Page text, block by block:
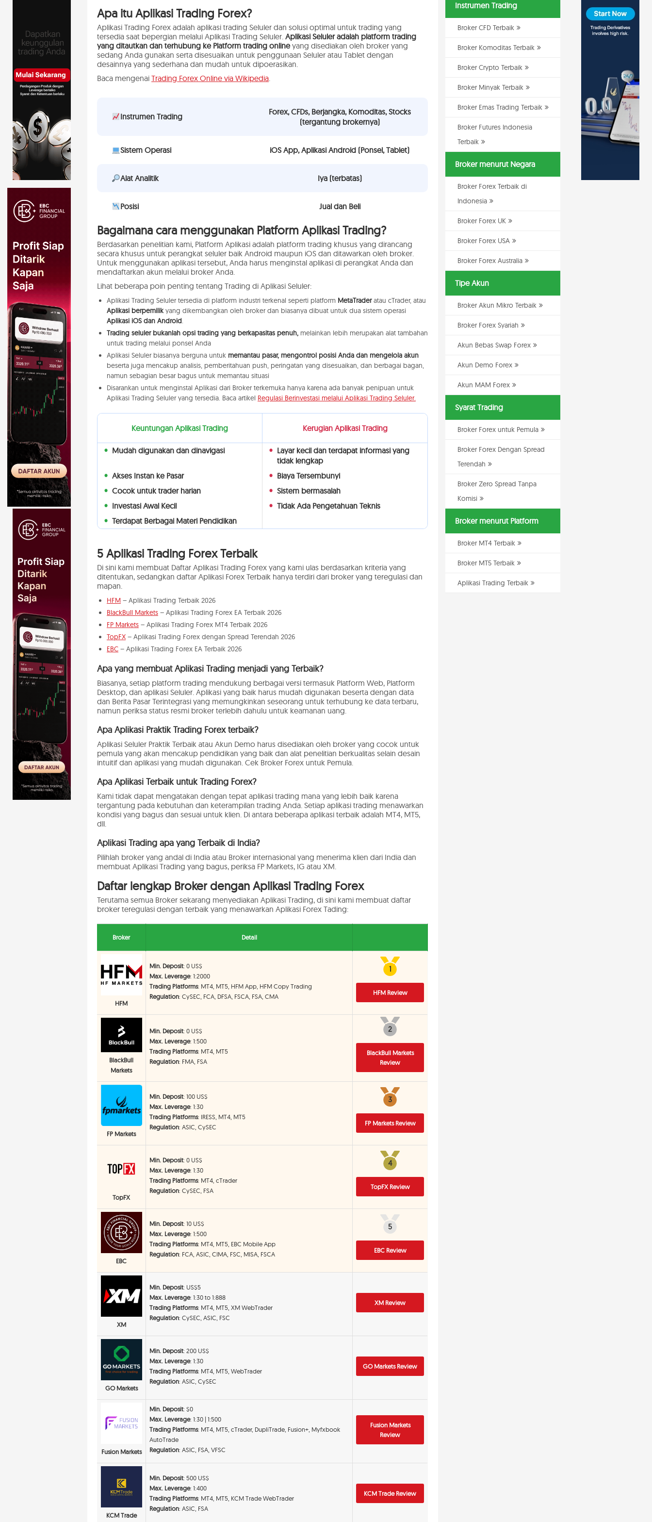
Apa itu Aplikasi Trading Forex?
Aplikasi Trading Forex adalah aplikasi trading Seluler dan solusi optimal untuk trading yang
tersedia saat bepergian melalui Aplikasi Trading Seluler. Aplikasi Seluler adalah platform trading
yang ditautkan dan terhubung ke Platform trading onlineyang disediakan oleh broker yang
sedang Anda gunakan serta disesuaikan untuk penggunaan Seluler atau Tablet dengan
desainnya yang sederhana dan mudah untuk dipoerasikan.
Baca mengenai Trading Forex Online via Wikipedia
Instrumen Trading
Forex, CFDs, Berjangka, Komoditas, Stocks
(tergantung brokernya)
Sistem Operasi iOS App, Aplikasi Android (Ponsel, Tablet)
Alat Analitik Iya (terbatas)
Posisi Jual dan Beli
Bagaimana cara menggunakan Platform Aplikasi Trading?
Berdasarkan penelitian kami, Platform Aplikasi adalah platform trading khusus yang dirancang
secara khusus untuk perangkat seluler baik Android maupun iOS dan ditawarkan oleh broker.
Untuk menggunakan aplikasi tersebut, Anda harus menginstal aplikasi di perangkat Anda dan
mendaftarkan akun melalui broker Anda.
Lihat beberapa poin penting tentang Trading di Aplikasi Seluler:
Aplikasi Trading Seluler tersedia di platform industri terkenal seperti platform MetaTraderatau cTrader, atau
Aplikasi berpemilikyang dikembangkan oleh broker dan biasanya dibuat untuk dua sistem operasi
Aplikasi iOS dan Android.
Trading seluler bukanlah opsi trading yang berkapasitas penuh, melainkan lebih merupakan alat tambahan
untuk trading melalui ponsel Anda
Aplikasi Seluler biasanya berguna untuk memantau pasar, mengontrol posisi Anda dan mengelola akun
beserta juga mencakup analisis, pemberitahuan push, peringatan yang disesuaikan, dan berbagai bagan,
namun sebagian besar bagus untuk memantau situasi
Disarankan untuk menginstal Aplikasi dari Broker terkemuka hanya karena ada banyak penipuan untuk
Aplikasi Trading Seluler yang tersedia. Baca artikel Regulasi Berinvestasi melalui Aplikasi Trading Seluler.
Keuntungan Aplikasi Trading Kerugian Aplikasi Trading
Mudah digunakan dan dinavigasi
Layar kecil dan terdapat informasi yang
tidak lengkap
Akses Instan ke Pasar
Biaya Tersembunyi
Cocok untuk trader harian
Sistem bermasalah
Investasi Awal Kecil
Tidak Ada Pengetahuan Teknis
Terdapat Berbagai Materi Pendidikan
5 Aplikasi Trading Forex Terbaik
Di sini kami membuat Daftar Aplikasi Trading Forex yang kami ulas berdasarkan kriteria yang
ditentukan, sedangkan daftar Aplikasi Forex Terbaik hanya terdiri dari broker yang teregulasi dan
mapan.
HFM – Aplikasi Trading Terbaik 2026
BlackBull Markets – Aplikasi Trading Forex EA Terbaik 2026
FP Markets – Aplikasi Trading Forex MT4 Terbaik 2026
TopFX – Aplikasi Trading Forex dengan Spread Terendah 2026
EBC – Aplikasi Trading Forex EA Terbaik 2026
Apa yang membuat Aplikasi Trading menjadi yang Terbaik?
Biasanya, setiap platform trading mendukung berbagai versi termasuk Platform Web, Platform
Desktop, dan aplikasi Seluler. Aplikasi yang baik harus mudah digunakan beserta dengan data
dan Berita Pasar Terintegrasi yang memungkinkan seseorang untuk terhubung ke data terbaru,
namun periksa status resmi broker terlebih dahulu untuk keamanan uang.
Apa Aplikasi Praktik Trading Forex terbaik?
Aplikasi Seluler Praktik Terbaik atau Akun Demo harus disediakan oleh broker yang cocok untuk
pemula yang akan mencakup pendidikan yang baik dan alat penelitian berkualitas selain desain
intuitif dan aplikasi yang mudah digunakan. Cek Broker Forex untuk Pemula.
Apa Aplikasi Terbaik untuk Trading Forex?
Kami tidak dapat mengatakan dengan tepat aplikasi trading mana yang lebih baik karena
tergantung pada kebutuhan dan keterampilan trading Anda. Setiap aplikasi trading menawarkan
kondisi yang bagus dan sesuai untuk klien. Di antara beberapa aplikasi terbaik adalah MT4, MT5,
dll.
Aplikasi Trading apa yang Terbaik di India?
Pilihlah broker yang andal di India atau Broker internasional yang menerima klien dari India dan
membuat Aplikasi Trading yang bagus, periksa FP Markets, IG atau XM.
Daftar lengkap Broker dengan Aplikasi Trading Forex
Terutama semua Broker sekarang menyediakan Aplikasi Trading, di sini kami membuat daftar
broker teregulasi dengan terbaik yang menawarkan Aplikasi Forex Tading:
Broker Detail
HFM
Min. Deposit: 0 US$
Max. Leverage: 1:2000
Trading Platforms: MT4, MT5, HFM App, HFM Copy Trading
Regulation: CySEC, FCA, DFSA, FSCA, FSA, CMA
11
HFM Review
BlackBull
Markets
Min. Deposit: 0 US$
Max. Leverage: 1:500
Trading Platforms: MT4, MT5
Regulation: FMA, FSA
2
2
BlackBull Markets
Review
FP Markets
Min. Deposit: 100 US$
Max. Leverage: 1:30
Trading Platforms: IRESS, MT4, MT5
Regulation: ASIC, CySEC
3
3
FP Markets Review
TopFX
Min. Deposit: 0 US$
Max. Leverage: 1:30
Trading Platforms: MT4, cTrader
Regulation: CySEC, FSA
4
4
TopFX Review
EBC
Min. Deposit: 10 US$
Max. Leverage: 1:500
Trading Platforms: MT4, MT5, EBC Mobile App
Regulation: FCA, ASIC, CIMA, FSC, MISA, FSCA
5
5
EBC Review
XM
Min. Deposit: US$5
Max. Leverage: 1:30 to 1:888
Trading Platforms: MT4, MT5, XM WebTrader
Regulation: CySEC, ASIC, FSC
XM Review
GO Markets
Min. Deposit: 200 US$
Max. Leverage: 1:30
Trading Platforms: MT4, MT5, WebTrader
Regulation: ASIC, CySEC
GO Markets Review
Fusion Markets
Min. Deposit: $0
Max. Leverage: 1:30 | 1:500
Trading Platforms: MT4, MT5, cTrader, DupliTrade, Fusion+, Myfxbook
AutoTrade
Regulation: ASIC, FSA, VFSC
Fusion Markets
Review
KCM Trade
Min. Deposit: 500 US$
Max. Leverage: 1:400
Trading Platforms: MT4, MT5, KCM Trade WebTrader
Regulation: ASIC, FSA
KCM Trade Review
Instrumen Trading
Broker CFD Terbaik
Broker Komoditas Terbaik
Broker Crypto Terbaik
Broker Minyak Terbaik
Broker Emas Trading Terbaik
Broker Futures Indonesia
Terbaik
Broker menurut Negara
Broker Forex Terbaik di
Indonesia
Broker Forex UK
Broker Forex USA
Broker Forex Australia
Tipe Akun
Broker Akun Mikro Terbaik
Broker Forex Syariah
Akun Bebas Swap Forex
Akun Demo Forex
Akun MAM Forex
Syarat Trading
Broker Forex untuk Pemula
Broker Forex Dengan Spread
Terendah
Broker Zero Spread Tanpa
Komisi
Broker menurut Platform
Broker MT4 Terbaik
Broker MT5 Terbaik
Aplikasi Trading Terbaik